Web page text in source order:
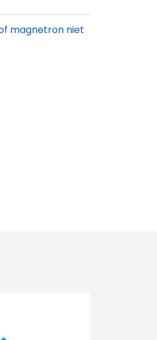
magnetron niet